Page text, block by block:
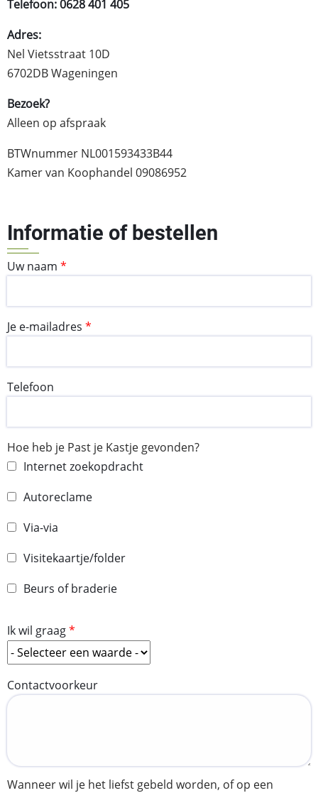
Telefoon: 0628 401 405
Adres:
Nel Vietsstraat 10D
6702DB Wageningen
Bezoek?
Alleen op afspraak
BTWnummer NL001593433B44
Kamer van Koophandel 09086952
Informatie of bestellen
Uw naam
Je e-mailadres
Telefoon
Hoe heb je Past je Kastje gevonden?
Internet zoekopdracht
Autoreclame
Via-via
Visitekaartje/folder
Beurs of braderie
Ik wil graag
Contactvoorkeur
Wanneer wil je het liefst gebeld worden, of op een